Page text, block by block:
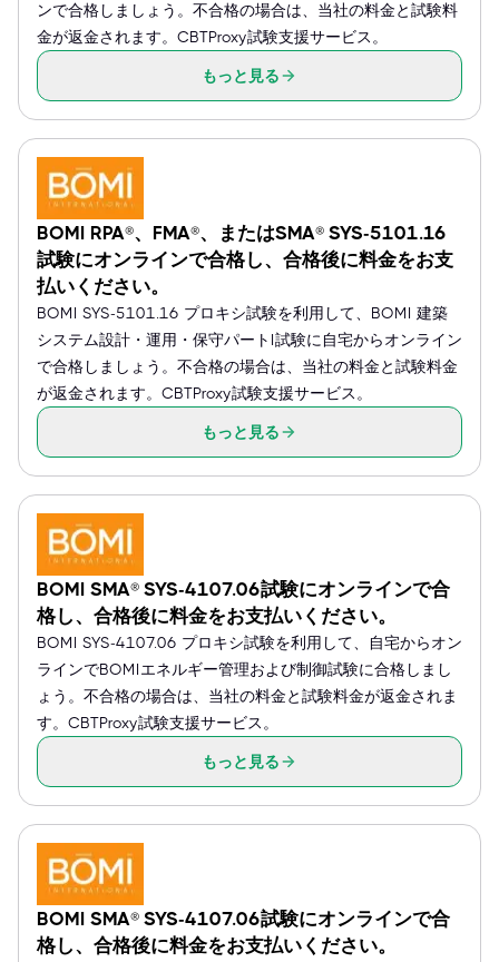
ンで合格しましょう。不合格の場合は、当社の料金と試験料
金が返金されます。CBTProxy試験支援サービス。
もっと見る
BOMI RPA®、FMA®、またはSMA® SYS-5101.16
試験にオンラインで合格し、合格後に料金をお支
払いください。
BOMI SYS-5101.16 プロキシ試験を利用して、BOMI 建築
システム設計・運用・保守パートI試験に自宅からオンライン
で合格しましょう。不合格の場合は、当社の料金と試験料金
が返金されます。CBTProxy試験支援サービス。
もっと見る
BOMI SMA® SYS-4107.06試験にオンラインで合
格し、合格後に料金をお支払いください。
BOMI SYS-4107.06 プロキシ試験を利用して、自宅からオン
ラインでBOMIエネルギー管理および制御試験に合格しまし
ょう。不合格の場合は、当社の料金と試験料金が返金されま
す。CBTProxy試験支援サービス。
もっと見る
BOMI SMA® SYS-4107.06試験にオンラインで合
格し、合格後に料金をお支払いください。